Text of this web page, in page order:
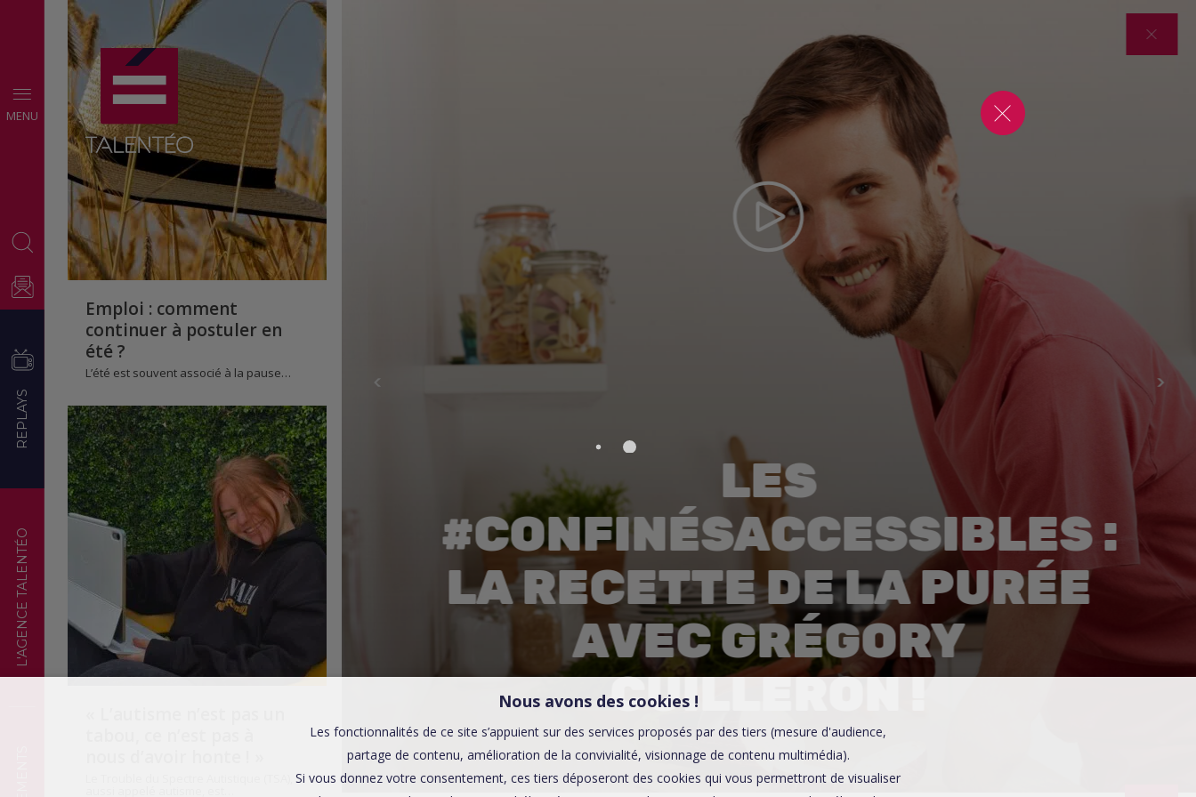
MENU
L'AGENCE TALENTÉO
REPLAYS
CONSEILS
EMPLOI
Emploi : comment
continuer à postuler en
été ?
L’été est souvent associé à la pause…
TÉMOIGNAGES
LES
#CONFINÉSACCESSIBLES :
LA RECETTE DE LA PURÉE
AVEC GRÉGORY
CUILLERON !
Nous avons des cookies !
Les fonctionnalités de ce site s’appuient sur des services proposés par des tiers (mesure d'audience,
partage de contenu, amélioration de la convivialité, visionnage de contenu multimédia).
Si vous donnez votre consentement, ces tiers déposeront des cookies qui vous permettront de visualiser